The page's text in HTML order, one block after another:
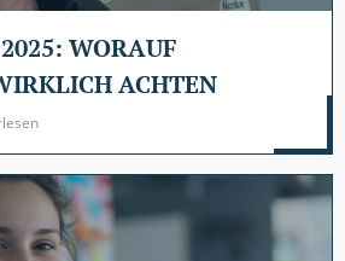
WORAUF
ACHTEN